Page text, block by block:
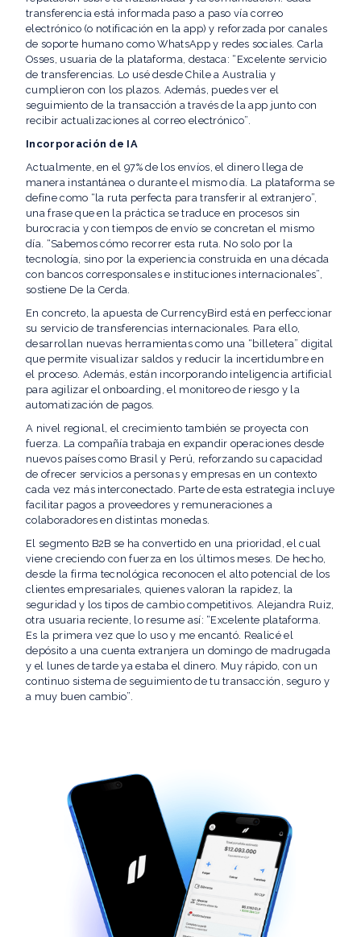
transferencia está informada paso a paso vía correo
electrónico (o notificación en la app) y reforzada por canales
de soporte humano como WhatsApp y redes sociales. Carla
Osses, usuaria de la plataforma, destaca: “Excelente servicio
de transferencias. Lo usé desde Chile a Australia y
cumplieron con los plazos. Además, puedes ver el
seguimiento de la transacción a través de la app junto con
recibir actualizaciones al correo electrónico”.
Incorporación de IA
Actualmente, en el 97% de los envíos, el dinero llega de
manera instantánea o durante el mismo día. La plataforma se
define como “la ruta perfecta para transferir al extranjero”,
una frase que en la práctica se traduce en procesos sin
burocracia y con tiempos de envío se concretan el mismo
día. “Sabemos cómo recorrer esta ruta. No solo por la
tecnología, sino por la experiencia construida en una década
con bancos corresponsales e instituciones internacionales”,
sostiene De la Cerda.
En concreto, la apuesta de CurrencyBird está en perfeccionar
su servicio de transferencias internacionales. Para ello,
desarrollan nuevas herramientas como una “billetera” digital
que permite visualizar saldos y reducir la incertidumbre en
el proceso. Además, están incorporando inteligencia artificial
para agilizar el onboarding, el monitoreo de riesgo y la
automatización de pagos.
A nivel regional, el crecimiento también se proyecta con
fuerza. La compañía trabaja en expandir operaciones desde
nuevos países como Brasil y Perú, reforzando su capacidad
de ofrecer servicios a personas y empresas en un contexto
cada vez más interconectado. Parte de esta estrategia incluye
facilitar pagos a proveedores y remuneraciones a
colaboradores en distintas monedas.
El segmento B2B se ha convertido en una prioridad, el cual
viene creciendo con fuerza en los últimos meses. De hecho,
desde la firma tecnológica reconocen el alto potencial de los
clientes empresariales, quienes valoran la rapidez, la
seguridad y los tipos de cambio competitivos. Alejandra Ruiz,
otra usuaria reciente, lo resume así: “Excelente plataforma.
Es la primera vez que lo uso y me encantó. Realicé el
depósito a una cuenta extranjera un domingo de madrugada
y el lunes de tarde ya estaba el dinero. Muy rápido, con un
continuo sistema de seguimiento de tu transacción, seguro y
a muy buen cambio”.